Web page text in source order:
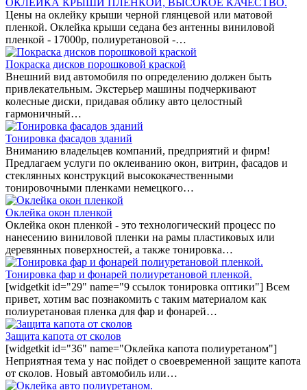
ОКЛЕЙКА КРЫШИ ПЛЕНКОЙ, ВЫСОКОЕ КАЧЕСТВО.
Цены на оклейку крыши черной глянцевой или матовой
пленкой. Оклейка крыши седана без антенны виниловой
пленкой - 17000р, полиуретановой -…
Покраска дисков порошковой краской
Внешний вид автомобиля по определению должен быть
привлекательным. Экстерьер машины подчеркивают
колесные диски, придавая облику авто целостный
гармоничный…
Тонировка фасадов зданий
Вниманию владельцев компаний, предприятий и фирм!
Предлагаем услуги по оклеиванию окон, витрин, фасадов и
стеклянных конструкций высококачественными
тонировочными пленками немецкого…
Оклейка окон пленкой
Оклейка окон пленкой - это технологический процесс по
нанесению виниловой пленки на рамы пластиковых или
деревянных поверхностей, а также тонировка…
Тонировка фар и фонарей полиуретановой пленкой.
[widgetkit id="29" name="9 ссылок тонировка оптики"] Всем
привет, хотим вас познакомить с таким материалом как
полиуретановая пленка для фар и фонарей…
Защита капота от сколов
[widgetkit id="36" name="Оклейка капота полиуретаном"]
Неприятная тема у нас пойдет о своевременной защите капота
от сколов. Новый автомобиль или…